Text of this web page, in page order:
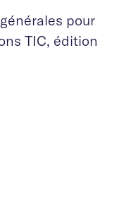
pour
TIC, édition